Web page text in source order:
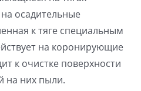
осадительные
к тяге специальным
на коронирующие
к очистке поверхности
на них пыли.